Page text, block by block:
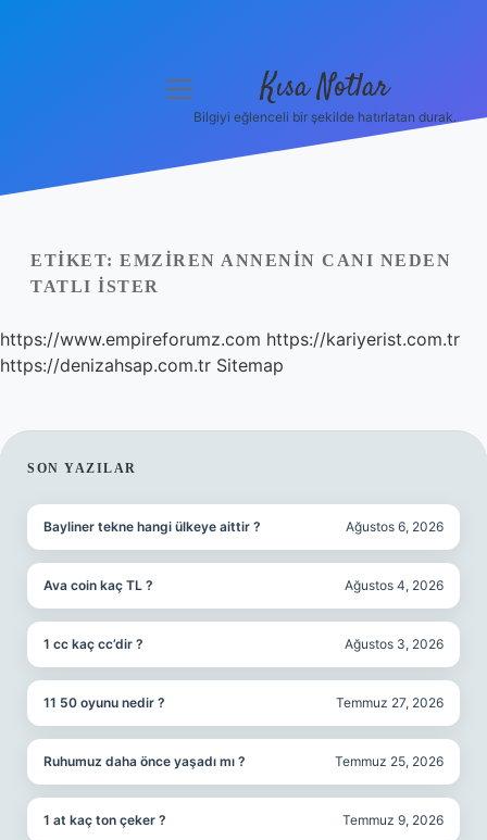
Yasal Uyarı
Hakkımızda
menüyü
Kısa Notlar
Bilgiyi eğlenceli bir şekilde hatırlatan durak.
ETIKET: EMZIREN ANNENIN CANI NEDEN
TATLI ISTER
https://www.empireforumz.com https://kariyerist.com.tr
https://denizahsap.com.tr Sitemap
SIDEBAR
SON YAZILAR
Bayliner tekne hangi ülkeye aittir ? Ağustos 6, 2026
Ava coin kaç TL ? Ağustos 4, 2026
1 cc kaç cc’dir ? Ağustos 3, 2026
11 50 oyunu nedir ? Temmuz 27, 2026
Ruhumuz daha önce yaşadı mı ? Temmuz 25, 2026
1 at kaç ton çeker ? Temmuz 9, 2026